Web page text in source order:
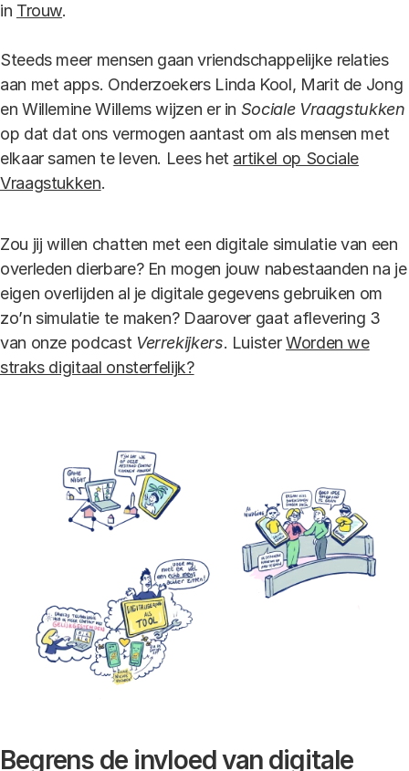
in Trouw.
Steeds meer mensen gaan vriendschappelijke relaties
aan met apps. Onderzoekers Linda Kool, Marit de Jong
en Willemine Willems wijzen er in Sociale Vraagstukken
op dat dat ons vermogen aantast om als mensen met
elkaar samen te leven. Lees het artikel op Sociale
Vraagstukken.
Zou jij willen chatten met een digitale simulatie van een
overleden dierbare? En mogen jouw nabestaanden na je
eigen overlijden al je digitale gegevens gebruiken om
zo’n simulatie te maken? Daarover gaat aflevering 3
van onze podcast Verrekijkers. LuisterWorden we
straks digitaal onsterfelijk?
Begrens de invloed van digitale